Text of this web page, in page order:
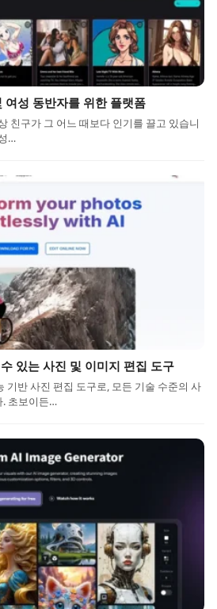
성 동반자를 위한 플랫폼
친구가 그 어느 때보다 인기를 끌고 있습니
…
있는 사진 및 이미지 편집 도구
기반 사진 편집 도구로, 모든 기술 수준의 사
. 초보이든…